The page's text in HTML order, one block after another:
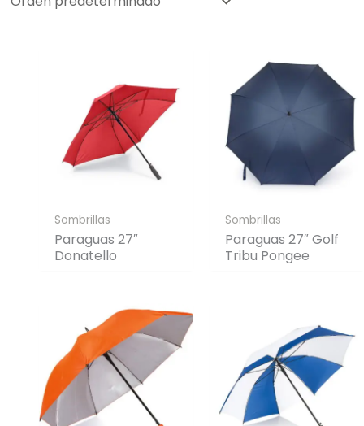
Sombrillas
Paraguas 27″
Donatello
Sombrillas
Paraguas 27″ Golf
Tribu Pongee